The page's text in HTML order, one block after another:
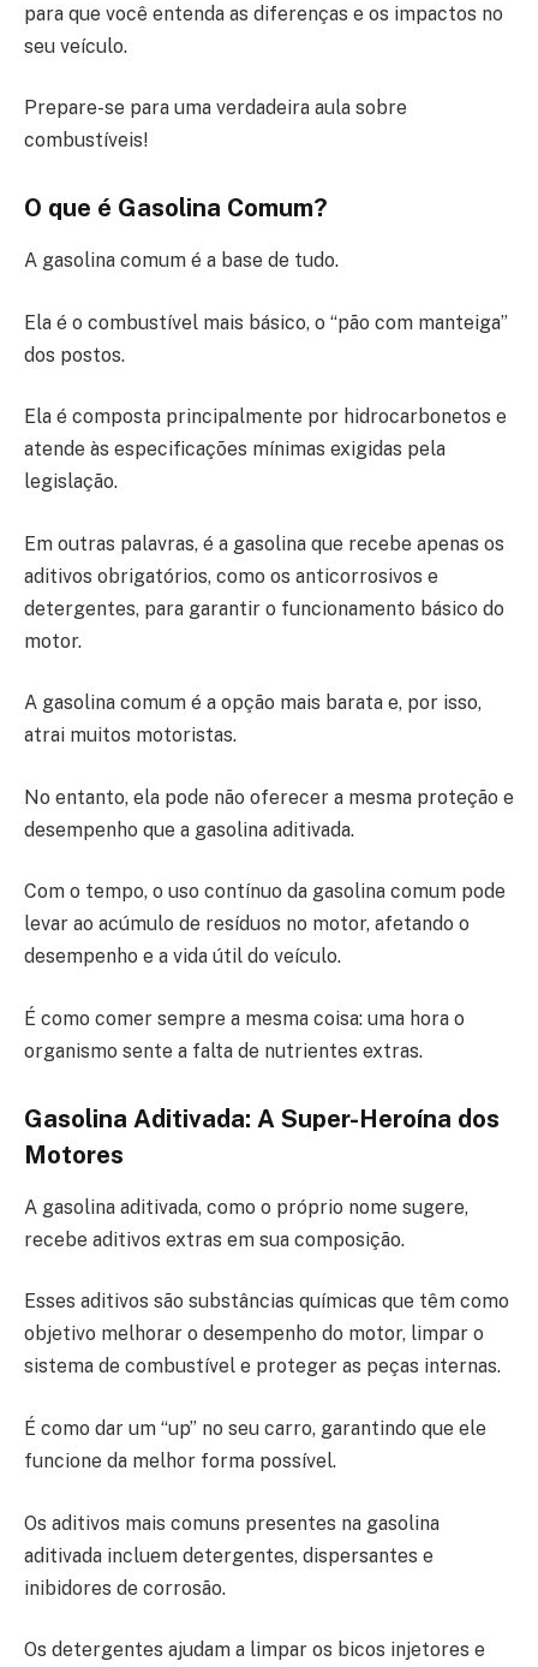
para que você entenda as diferenças e os impactos no
seu veículo.
Prepare-se para uma verdadeira aula sobre
combustíveis!
O que é Gasolina Comum?
A gasolina comum é a base de tudo.
Ela é o combustível mais básico, o “pão com manteiga”
dos postos.
Ela é composta principalmente por hidrocarbonetos e
atende às especificações mínimas exigidas pela
legislação.
Em outras palavras, é a gasolina que recebe apenas os
aditivos obrigatórios, como os anticorrosivos e
detergentes, para garantir o funcionamento básico do
motor.
A gasolina comum é a opção mais barata e, por isso,
atrai muitos motoristas.
No entanto, ela pode não oferecer a mesma proteção e
desempenho que a gasolina aditivada.
Com o tempo, o uso contínuo da gasolina comum pode
levar ao acúmulo de resíduos no motor, afetando o
desempenho e a vida útil do veículo.
É como comer sempre a mesma coisa: uma hora o
organismo sente a falta de nutrientes extras.
Gasolina Aditivada: A Super-Heroína dos
Motores
A gasolina aditivada, como o próprio nome sugere,
recebe aditivos extras em sua composição.
Esses aditivos são substâncias químicas que têm como
objetivo melhorar o desempenho do motor, limpar o
sistema de combustível e proteger as peças internas.
É como dar um “up” no seu carro, garantindo que ele
funcione da melhor forma possível.
Os aditivos mais comuns presentes na gasolina
aditivada incluem detergentes, dispersantes e
inibidores de corrosão.
Os detergentes ajudam a limpar os bicos injetores e